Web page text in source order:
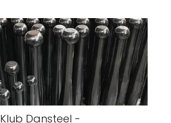
Klub Dansteel -